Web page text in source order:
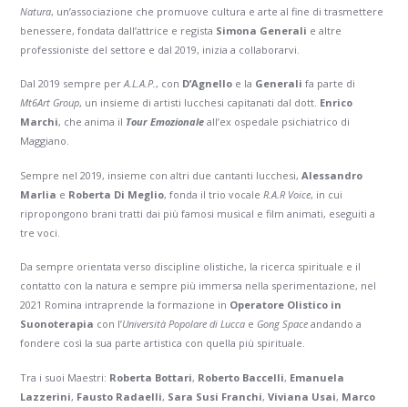
Natura, un’associazione che promuove cultura e arte al fine di trasmettere
benessere, fondata dall’attrice e regista Simona Generali e altre
professioniste del settore e dal 2019, inizia a collaborarvi.
Dal 2019 sempre perA.L.A.P., con D’Agnello e la Generali fa parte di
Mt6Art Group, un insieme di artisti lucchesi capitanati dal dott. Enrico
Marchi, che anima il Tour Emozionale all’ex ospedale psichiatrico di
Maggiano.
Sempre nel 2019, insieme con altri due cantanti lucchesi,Alessandro
Marlia e Roberta Di Meglio, fonda il trio vocaleR.A.R Voice, in cui
ripropongono brani tratti dai più famosi musical e film animati, eseguiti a
tre voci.
Da sempre orientata verso discipline olistiche, la ricerca spirituale e il
contatto con la natura e sempre più immersa nella sperimentazione, nel
2021 Romina intraprende la formazione in Operatore Olistico in
Suonoterapia con l’Università Popolare di Lucca e Gong Space andando a
fondere così la sua parte artistica con quella più spirituale.
Tra i suoi Maestri: Roberta Bottari, Roberto Baccelli, Emanuela
Lazzerini, Fausto Radaelli, Sara Susi Franchi,Viviana Usai, Marco